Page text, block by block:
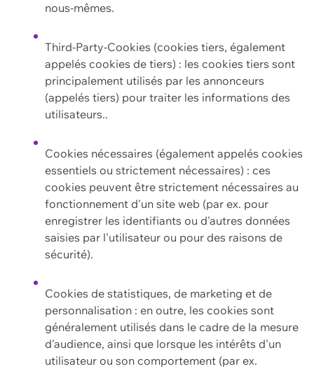
nous-mêmes.
Third-Party-Cookies (cookies tiers, également
appelés cookies de tiers) : les cookies tiers sont
principalement utilisés par les annonceurs
(appelés tiers) pour traiter les informations des
utilisateurs..
Cookies nécessaires (également appelés cookies
essentiels ou strictement nécessaires) : ces
cookies peuvent être strictement nécessaires au
fonctionnement d'un site web (par ex. pour
enregistrer les identifiants ou d'autres données
saisies par l'utilisateur ou pour des raisons de
sécurité).
Cookies de statistiques, de marketing et de
personnalisation : en outre, les cookies sont
généralement utilisés dans le cadre de la mesure
d'audience, ainsi que lorsque les intérêts d'un
utilisateur ou son comportement (par ex.